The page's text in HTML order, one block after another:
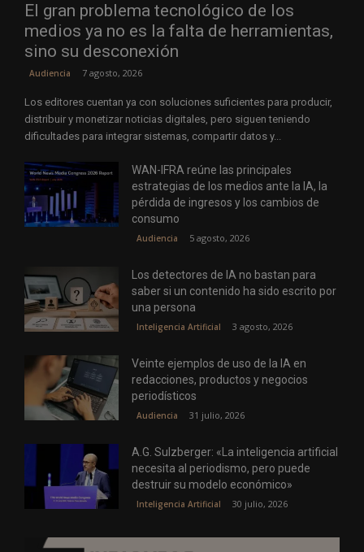
El gran problema tecnológico de los
medios ya no es la falta de herramientas,
sino su desconexión
Audiencia 7 agosto, 2026
Los editores cuentan ya con soluciones suficientes para producir,
distribuir y monetizar noticias digitales, pero siguen teniendo
dificultades para integrar sistemas, compartir datos y...
WAN-IFRA reúne las principales
estrategias de los medios ante la IA, la
pérdida de ingresos y los cambios de
consumo
Audiencia 5 agosto, 2026
Los detectores de IA no bastan para
saber si un contenido ha sido escrito por
una persona
Inteligencia Artificial 3 agosto, 2026
Veinte ejemplos de uso de la IA en
redacciones, productos y negocios
periodísticos
Audiencia 31 julio, 2026
A.G. Sulzberger: «La inteligencia artificial
necesita al periodismo, pero puede
destruir su modelo económico»
Inteligencia Artificial 30 julio, 2026